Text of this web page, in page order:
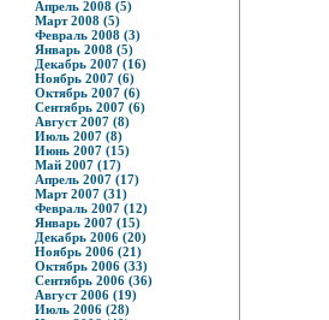
Апрель 2008 (5)
Март 2008 (5)
Февраль 2008 (3)
Январь 2008 (5)
Декабрь 2007 (16)
Ноябрь 2007 (6)
Октябрь 2007 (6)
Сентябрь 2007 (6)
Август 2007 (8)
Июль 2007 (8)
Июнь 2007 (15)
Май 2007 (17)
Апрель 2007 (17)
Март 2007 (31)
Февраль 2007 (12)
Январь 2007 (15)
Декабрь 2006 (20)
Ноябрь 2006 (21)
Октябрь 2006 (33)
Сентябрь 2006 (36)
Август 2006 (19)
Июль 2006 (28)